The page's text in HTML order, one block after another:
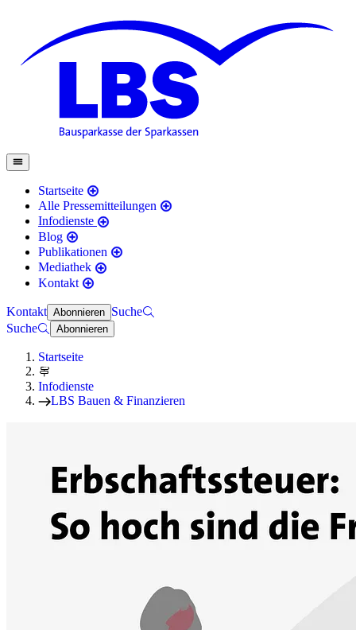
Startseite
Alle Pressemitteilungen
Infodienste
Blog
Publikationen
Mediathek
Kontakt
Kontakt Abonnieren Suche
Suche
Abonnieren
Startseite
Infodienste
LBS Bauen & Finanzieren